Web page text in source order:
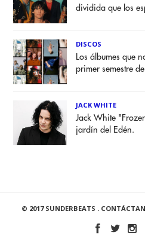
dividida que los
DISCOS
Los álbumes que
primer semestre
JACK WHITE
Jack White
jardín del Edén.
© 2017 SUNDERBEATS .